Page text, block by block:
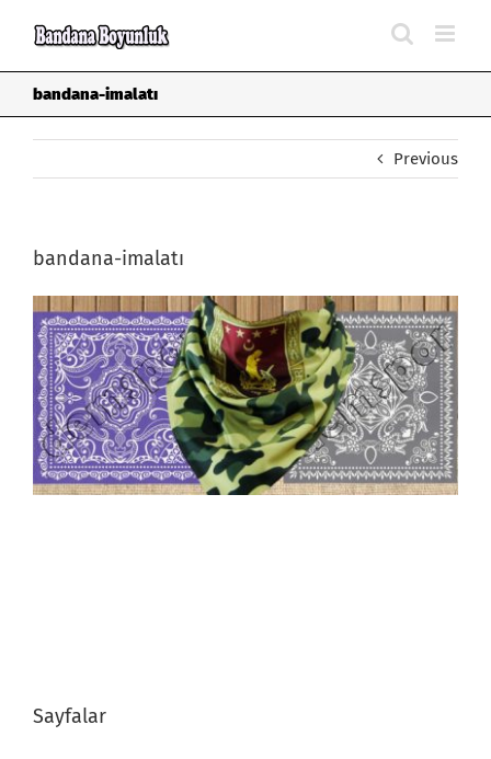
bandana-imalatı
Previous
bandana-imalatı
Sayfalar